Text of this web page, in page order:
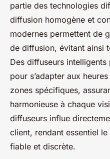
partie des technologies
diffusion homogène et
modernes permettent de
de diffusion, évitant ainsi
Des diffuseurs
pour s’adapter aux
zones spécifiques,
harmonieuse à chaque
diffuseurs influe
client, rendant essentiel
fiable et discrète.